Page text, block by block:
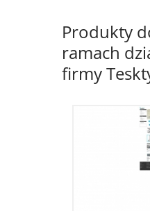
Produkty
ramach
firmy